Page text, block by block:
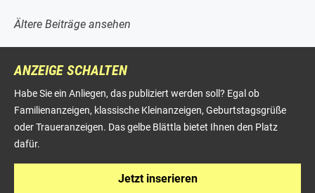
Ältere Beiträge ansehen
ANZEIGE SCHALTEN
Habe Sie ein Anliegen, das publiziert werden soll? Egal ob
Familienanzeigen, klassische Kleinanzeigen, Geburtstagsgrüße
oder Traueranzeigen. Das gelbe Blättla bietet Ihnen den Platz
dafür.
Jetzt inserieren